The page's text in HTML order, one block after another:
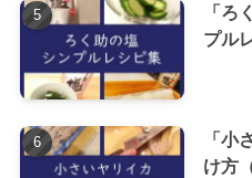
「ろ
プル
「小
け方